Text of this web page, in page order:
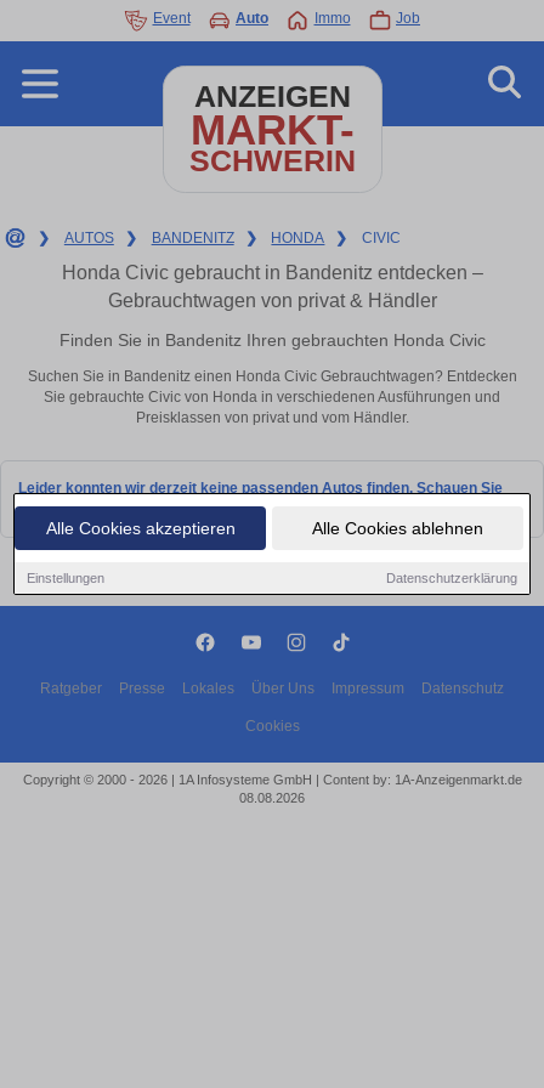
Alle Cookies akzeptieren Alle Cookies ablehnen
Einstellungen Datenschutzerklärung
Event Auto Immo Job
ANZEIGEN
MARKT-
SCHWERIN
❯ AUTOS ❯ BANDENITZ ❯ HONDA ❯ CIVIC
Honda Civic gebraucht in Bandenitz entdecken –
Gebrauchtwagen von privat & Händler
Finden Sie in Bandenitz Ihren gebrauchten Honda Civic
Suchen Sie in Bandenitz einen Honda Civic Gebrauchtwagen? Entdecken
Sie gebrauchte Civic von Honda in verschiedenen Ausführungen und
Preisklassen von privat und vom Händler.
Leider konnten wir derzeit keine passenden Autos finden. Schauen Sie
bald wieder vorbei!
Ratgeber Presse Lokales Über Uns Impressum Datenschutz
Cookies
Copyright © 2000 - 2026 | 1A Infosysteme GmbH | Content by: 1A-Anzeigenmarkt.de
08.08.2026